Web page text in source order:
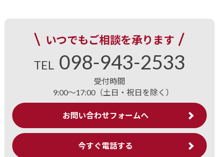
いつでもご相談を承ります
TEL 098-943-2533
受付時間
9:00～17:00（土日・祝日を除く）
お問い合わせフォームへ
今すぐ電話する